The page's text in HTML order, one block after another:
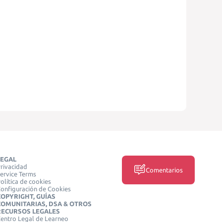
Terms
de cookies
de Cookies
GUÍAS
DSA & OTROS
LEGALES
Legal de Learneo
Comentarios